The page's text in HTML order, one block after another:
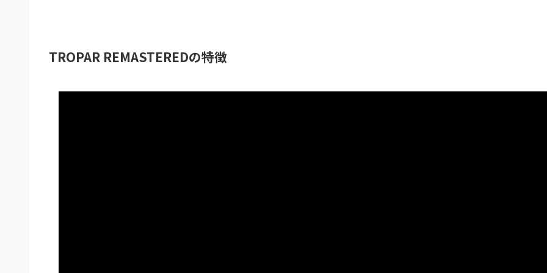
TROPAR REMASTEREDの特徴